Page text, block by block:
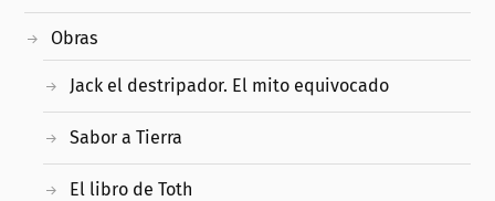
Obras
Jack el destripador. El mito equivocado
Sabor a Tierra
El libro de Toth